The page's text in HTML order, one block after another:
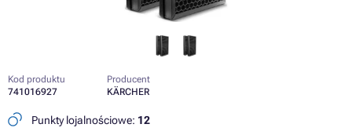
Kod produktu
741016927
Producent
KÄRCHER
Punkty lojalnościowe: 12